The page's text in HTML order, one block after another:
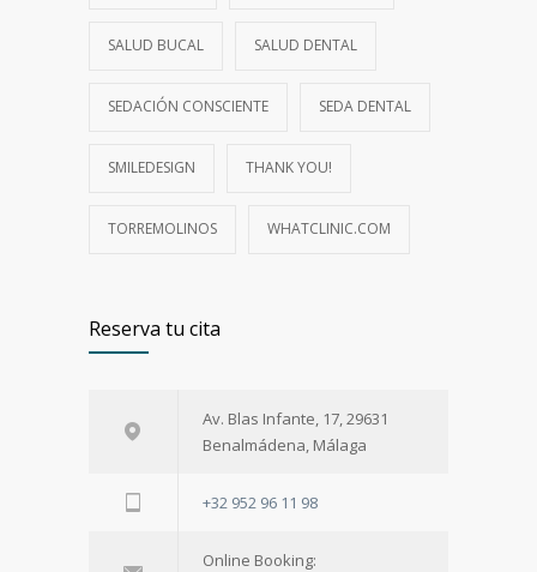
SALUD BUCAL SALUD DENTAL
SEDACIÓN CONSCIENTE SEDA DENTAL
SMILEDESIGN THANK YOU!
TORREMOLINOS WHATCLINIC.COM
Reserva tu cita
Av. Blas Infante, 17, 29631
Benalmádena, Málaga
+32 952 96 11 98
Online Booking: